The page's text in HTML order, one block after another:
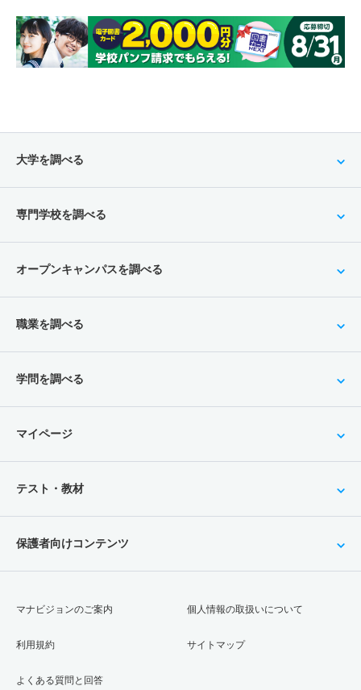
大学を調べる
専門学校を調べる
オープンキャンパスを調べる
職業を調べる
学問を調べる
マイページ
テスト・教材
保護者向けコンテンツ
マナビジョンのご案内
利用規約
よくある質問と回答
個人情報の取扱いについて
サイトマップ